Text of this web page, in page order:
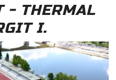
- THERMAL
I.